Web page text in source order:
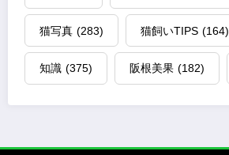
猫写真 (283) 猫飼いTIPS (164)
知識 (375) 阪根美果 (182)